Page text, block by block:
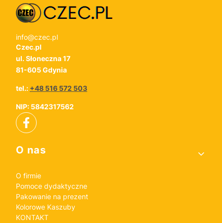
info@czec.pl
Czec.pl
ul. Słoneczna 17
81-605 Gdynia
tel.: +48 516 572 503
NIP: 5842317562
Linki w stopce
O nas
O firmie
Pomoce dydaktyczne
Pakowanie na prezent
Kolorowe Kaszuby
KONTAKT